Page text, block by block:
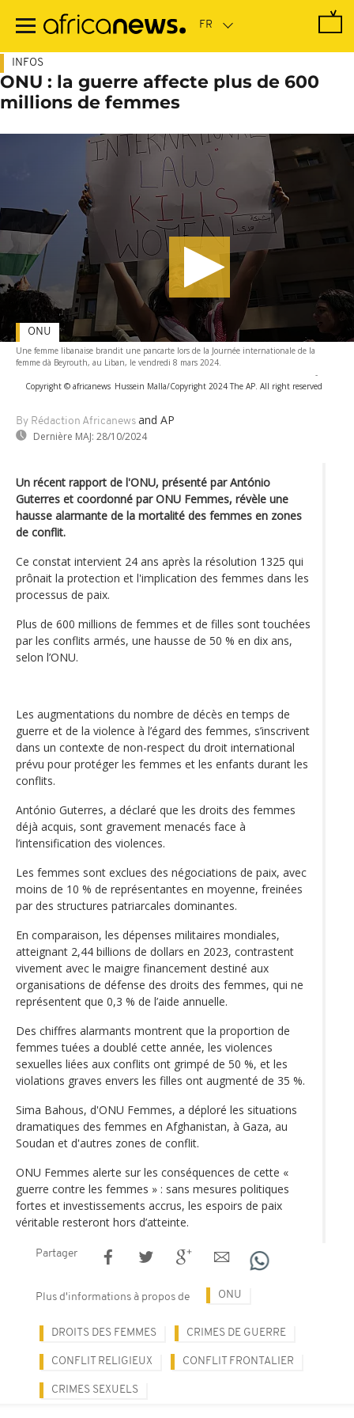
contenu
INFOS
ONU : la guerre affecte plus de 600
millions de femmes
Une femme libanaise brandit une pancarte lors de la Journée internationale de la
femme dà Beyrouth, au Liban, le vendredi 8 mars 2024.
-
Copyright © africanews Hussein Malla/Copyright 2024 The AP. All right reserved
By Rédaction Africanews and AP
Dernière MAJ: 28/10/2024
ONU
Un récent rapport de l'ONU, présenté par António
Guterres et coordonné par ONU Femmes, révèle une
hausse alarmante de la mortalité des femmes en zones
de conflit.
Ce constat intervient 24 ans après la résolution 1325 qui
prônait la protection et l'implication des femmes dans les
processus de paix.
Plus de 600 millions de femmes et de filles sont touchées
par les conflits armés, une hausse de 50 % en dix ans,
selon l’ONU.
Les augmentations du nombre de décès en temps de
guerre et de la violence à l’égard des femmes, s’inscrivent
dans un contexte de non-respect du droit international
prévu pour protéger les femmes et les enfants durant les
conflits.
António Guterres, a déclaré que les droits des femmes
déjà acquis, sont gravement menacés face à
l’intensification des violences.
Les femmes sont exclues des négociations de paix, avec
moins de 10 % de représentantes en moyenne, freinées
par des structures patriarcales dominantes.
En comparaison, les dépenses militaires mondiales,
atteignant 2,44 billions de dollars en 2023, contrastent
vivement avec le maigre financement destiné aux
organisations de défense des droits des femmes, qui ne
représentent que 0,3 % de l’aide annuelle.
Des chiffres alarmants montrent que la proportion de
femmes tuées a doublé cette année, les violences
sexuelles liées aux conflits ont grimpé de 50 %, et les
violations graves envers les filles ont augmenté de 35 %.
Sima Bahous, d'ONU Femmes, a déploré les situations
dramatiques des femmes en Afghanistan, à Gaza, au
Soudan et d'autres zones de conflit.
ONU Femmes alerte sur les conséquences de cette «
guerre contre les femmes » : sans mesures politiques
fortes et investissements accrus, les espoirs de paix
véritable resteront hors d’atteinte.
Partager
Plus d'informations à propos de ONU
DROITS DES FEMMES CRIMES DE GUERRE
CONFLIT RELIGIEUX CONFLIT FRONTALIER
CRIMES SEXUELS